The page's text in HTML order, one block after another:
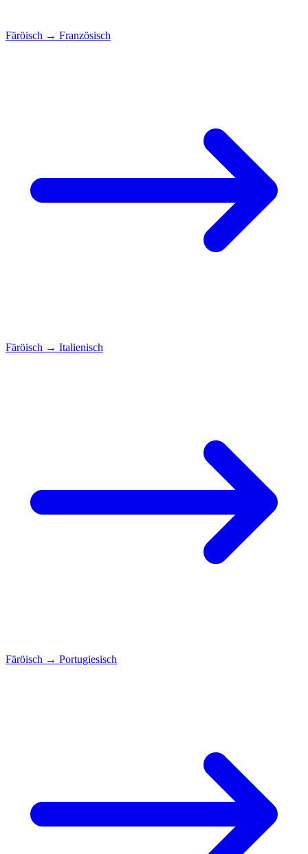
Färöisch → Französisch
Färöisch → Italienisch
Färöisch → Portugiesisch